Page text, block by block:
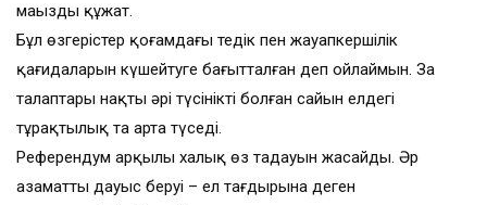
маңызды құжат.
Бұл өзгерістер қоғамдағы теңдік пен жауапкершілік
қағидаларын күшейтуге бағытталған деп ойлаймын. Заң
талаптары нақты әрі түсінікті болған сайын елдегі
тұрақтылық та арта түседі.
Референдум арқылы халық өз таңдауын жасайды. Әр
азаматтың дауыс беруі – ел тағдырына деген